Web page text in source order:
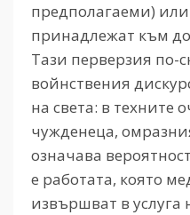
предполагаеми)
принадлежат към
Тази перверзия по-
войнствения
на света: в техните
чужденеца,
означава
е работата, която
извършват в услуга